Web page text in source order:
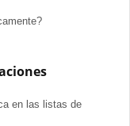
en las listas de